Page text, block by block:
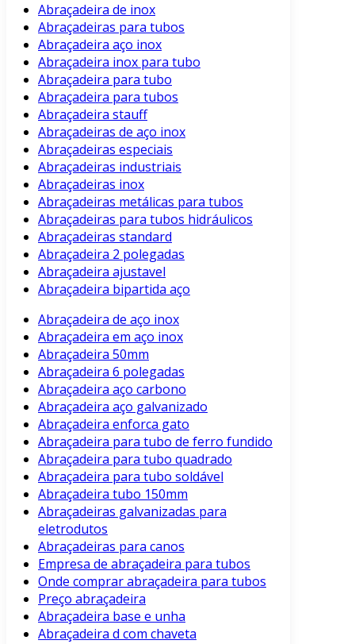
Abraçadeira de inox
Abraçadeiras para tubos
Abraçadeira aço inox
Abraçadeira inox para tubo
Abraçadeira para tubo
Abraçadeira para tubos
Abraçadeira stauff
Abraçadeiras de aço inox
Abraçadeiras especiais
Abraçadeiras industriais
Abraçadeiras inox
Abraçadeiras metálicas para tubos
Abraçadeiras para tubos hidráulicos
Abraçadeiras standard
Abraçadeira 2 polegadas
Abraçadeira ajustavel
Abraçadeira bipartida aço
Abraçadeira de aço inox
Abraçadeira em aço inox
Abraçadeira 50mm
Abraçadeira 6 polegadas
Abraçadeira aço carbono
Abraçadeira aço galvanizado
Abraçadeira enforca gato
Abraçadeira para tubo de ferro fundido
Abraçadeira para tubo quadrado
Abraçadeira para tubo soldável
Abraçadeira tubo 150mm
Abraçadeiras galvanizadas para
eletrodutos
Abraçadeiras para canos
Empresa de abraçadeira para tubos
Onde comprar abraçadeira para tubos
Preço abraçadeira
Abraçadeira base e unha
Abraçadeira d com chaveta